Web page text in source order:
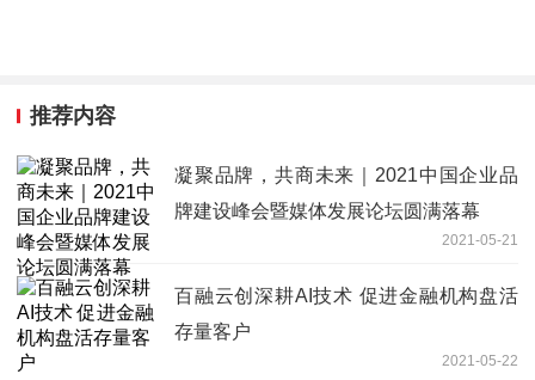
推荐内容
凝聚品牌，共商未来｜2021中国企业品
牌建设峰会暨媒体发展论坛圆满落幕
2021-05-21
百融云创深耕AI技术 促进金融机构盘活
存量客户
2021-05-22